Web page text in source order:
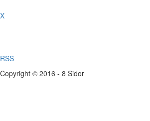
X
RSS
Copyright © 2016 - 8 Sidor